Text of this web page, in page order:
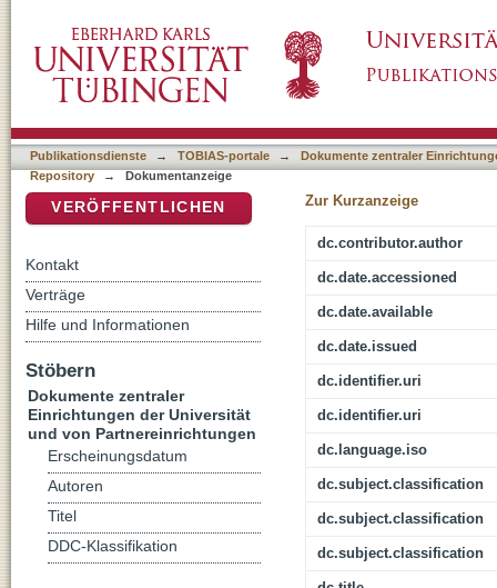
Publikationsdienste → TOBIAS-portale →
Dokumente zentraler
Repository
→ Dokumentanzeige
Zur Kurzanzeige
dc.contributor.author
dc.date.accessioned
dc.date.available
dc.date.issued
dc.identifier.uri
dc.identifier.uri
dc.language.iso
dc.subject.classification
dc.subject.classification
dc.subject.classification
VERÖFFENTLICHEN
Kontakt
Verträge
Hilfe und Informationen
Stöbern
Dokumente zentraler
Einrichtungen der Universität
und von Partnereinrichtungen
Erscheinungsdatum
Autoren
Titel
DDC-Klassifikation